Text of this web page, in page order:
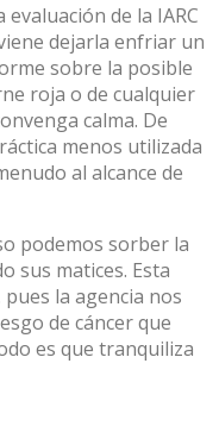
de la IARC
dejarla enfriar un
sobre la posible
roja o de cualquier
calma. De
menos utilizada
al alcance de
podemos sorber la
sus matices. Esta
la agencia nos
de cáncer que
es que tranquiliza